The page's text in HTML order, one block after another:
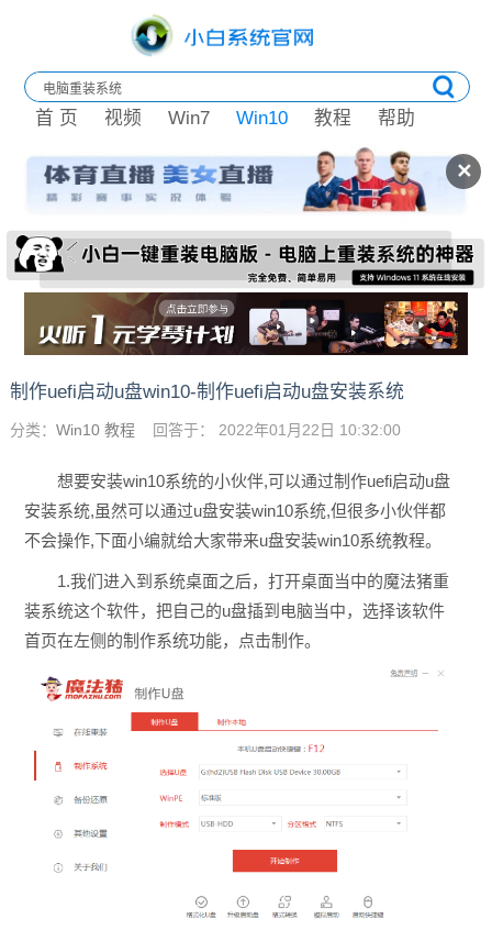
✕
首 页 视频 Win7 Win10 教程 帮助
制作uefi启动u盘win10-制作uefi启动u盘安装系统
分类： Win10 教程 回答于： 2022年01月22日 10:32:00
想要安装win10系统的小伙伴,可以通过制作uefi启动u盘
安装系统,虽然可以通过u盘安装win10系统,但很多小伙伴都
不会操作,下面小编就给大家带来u盘安装win10系统教程。
1.我们进入到系统桌面之后，打开桌面当中的魔法猪重
装系统这个软件，把自己的u盘插到电脑当中，选择该软件
首页在左侧的制作系统功能，点击制作。